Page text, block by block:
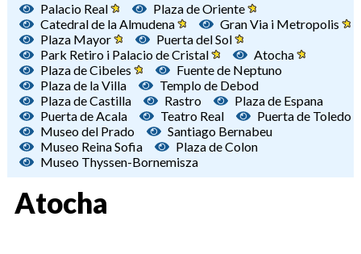
Palacio Real
Plaza de Oriente
Catedral de la Almudena
Gran Via i Metropolis
Plaza Mayor
Puerta del Sol
Park Retiro i Palacio de Cristal
Atocha
Plaza de Cibeles
Fuente de Neptuno
Plaza de la Villa
Templo de Debod
Plaza de Castilla
Rastro
Plaza de Espana
Puerta de Acala
Teatro Real
Puerta de Toledo
Museo del Prado
Santiago Bernabeu
Museo Reina Sofia
Plaza de Colon
Museo Thyssen-Bornemisza
Atocha